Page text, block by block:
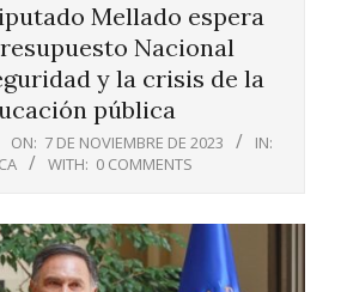
Mellado espera
Nacional
y la crisis de la
pública
ON: 7 DE NOVIEMBRE DE 2023
IN:
WITH: 0 COMMENTS